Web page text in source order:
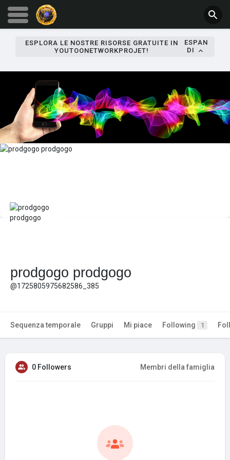
ESPLORA LE NOSTRE RISORSE GRATUITE IN
YOUTOONETWORKPROJET!
ESPAN
DI
prodgogo prodgogo
@1725805975682586_385
Sequenza temporale Gruppi Mi piace Following 1
0 Followers Membri della famiglia